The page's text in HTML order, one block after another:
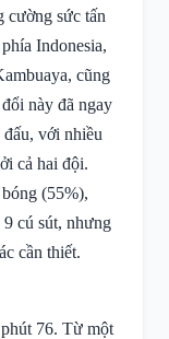
cường sức tấn
Indonesia,
cũng
này đã ngay
với nhiều
cả hai đội.
(55%),
cú sút, nhưng
cần thiết.
76. Từ một